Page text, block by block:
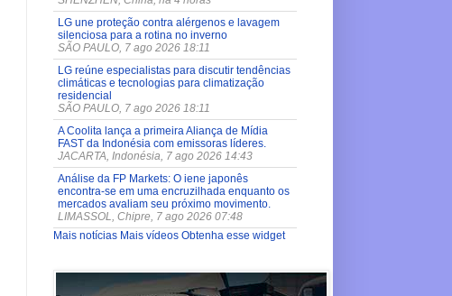
LG une proteção contra alérgenos e lavagem
silenciosa para a rotina no inverno
SÃO PAULO, 7 ago 2026 18:11
LG reúne especialistas para discutir tendências
climáticas e tecnologias para climatização
residencial
SÃO PAULO, 7 ago 2026 18:11
A Coolita lança a primeira Aliança de Mídia
FAST da Indonésia com emissoras líderes.
JACARTA, Indonésia, 7 ago 2026 14:43
Análise da FP Markets: O iene japonês
encontra-se em uma encruzilhada enquanto os
mercados avaliam seu próximo movimento.
LIMASSOL, Chipre, 7 ago 2026 07:48
Mais notícias Mais vídeos Obtenha esse widget